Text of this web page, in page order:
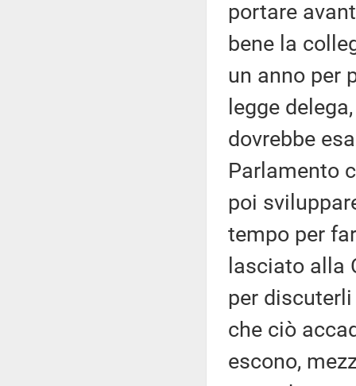
portare
bene la
un anno per
legge
dovrebbe
Parlamento
poi
tempo per
lasciato alla
per
che ciò
escono,